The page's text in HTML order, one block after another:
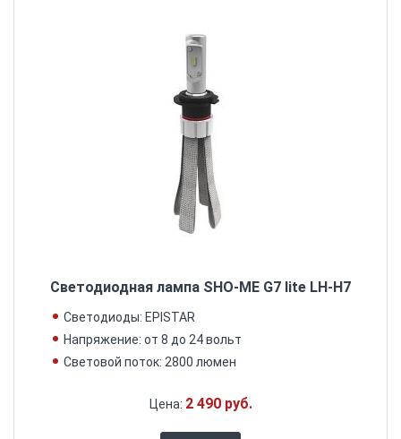
Светодиодная лампа SHO-ME G7 lite LH-H7
Светодиоды: EPISTAR
Напряжение: от 8 до 24 вольт
Световой поток: 2800 люмен
Цена: 2 490 руб.